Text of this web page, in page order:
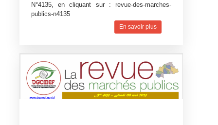
N°4135, en cliquant sur : revue-des-marches-
publics-n4135
En savoir plus